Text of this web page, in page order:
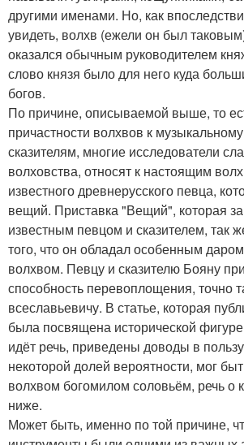
другими именами. Но, как
увидеть, волхв (ежели он был
оказался обычным руководителем
слово князя было для него куда
богов.
По причине, описываемой выше, то
причастности волхвов к музыкальному
сказителям, многие исследователи
волховства, относят к настоящим
известного древнерусского певца,
вещий. Приставка "Вещий", которая
известным певцом и сказителем, так
того, что он обладал особенным
волхвом. Певцу и сказителю Бояну
способность перевоплощения, точно
всеславьевичу. В статье, которая
была посвящена исторической
идёт речь, приведены доводы в
некоторой долей вероятности, мог
волхвом богомилом соловьём, речь о
ниже.
Может быть, именно по той причине,